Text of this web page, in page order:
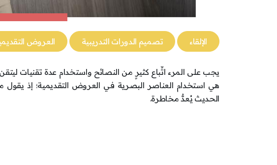
الإلقاء تصميم الدورات التدريبية العروض
يجب على المرء اتِّباع كثيرٍ من النصائح واستخدام عدة تقنيات
هي استخدام العناصر البصرية في العروض التقديمية؛ إذ
الحديث يُعدُّ مخاطرة.